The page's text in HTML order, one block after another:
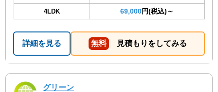
4LDK 69,000円(税込)～
詳細を見る 無料 見積もりをしてみる
グリーン